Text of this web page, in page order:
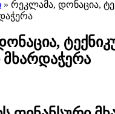
» რეკლამა, დონაცია,
მხარდაჭერა